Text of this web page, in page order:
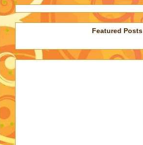
Featured Posts